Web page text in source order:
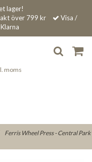
lager!
över 799 kr
Visa /
moms
Ferris Wheel Press - Central Park